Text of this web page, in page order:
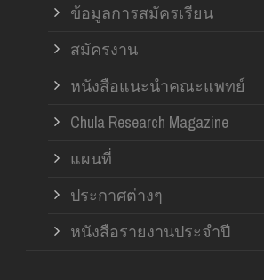
ข้อมูลการสมัครเรียน
สมัครงาน
หนังสือแนะนำคณะแพทย์
Chula Research Magazine
แผนที่
ประกาศต่างๆ
หนังสือรายงานประจำปี